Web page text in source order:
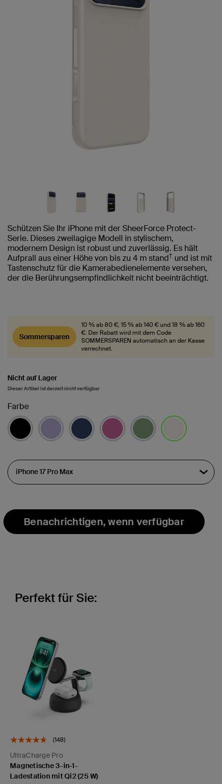
Schützen Sie Ihr iPhone mit der SheerForce Protect-
Serie. Dieses zweilagige Modell in stylischem,
modernem Design ist robust und zuverlässig. Es hält
Aufprall aus einer Höhe von bis zu 4 m stand† und ist mit
Tastenschutz für die Kamerabedienelemente versehen,
der die Berührungsempfindlichkeit nicht beeinträchtigt.
Sommersparen
10 % ab 80 €, 15 % ab 140 € und 18 % ab 160
€. Der Rabatt wird mit dem Code
SOMMERSPAREN automatisch an der Kasse
verrechnet.
Nicht auf Lager
Dieser Artikel ist derzeit nicht verfügbar
Farbe
Benachrichtigen, wenn verfügbar
Perfekt für Sie:
(148)
UltraCharge Pro
Magnetische 3-in-1-
Ladestation mit Qi2 (25 W)